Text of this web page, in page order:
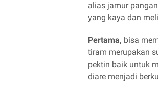
alias jamur
yang kaya dan
Pertama, bisa
tiram merupakan
pektin baik untuk
diare menjadi